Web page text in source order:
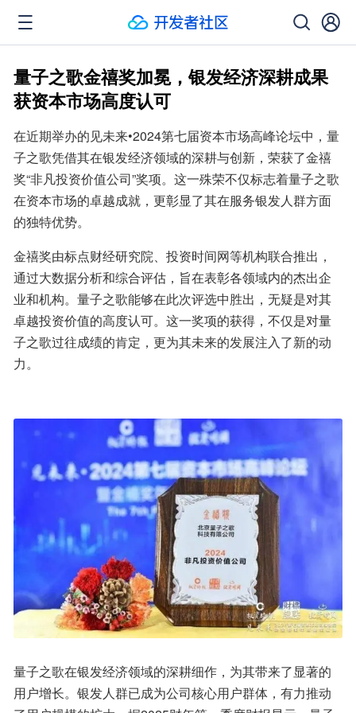
量子之歌金禧奖加冕，银发经济深耕成果
获资本市场高度认可
在近期举办的见未来•2024第七届资本市场高峰论坛中，量
子之歌凭借其在银发经济领域的深耕与创新，荣获了金禧
奖“非凡投资价值公司”奖项。这一殊荣不仅标志着量子之歌
在资本市场的卓越成就，更彰显了其在服务银发人群方面
的独特优势。
金禧奖由标点财经研究院、投资时间网等机构联合推出，
通过大数据分析和综合评估，旨在表彰各领域内的杰出企
业和机构。量子之歌能够在此次评选中胜出，无疑是对其
卓越投资价值的高度认可。这一奖项的获得，不仅是对量
子之歌过往成绩的肯定，更为其未来的发展注入了新的动
力。
量子之歌在银发经济领域的深耕细作，为其带来了显著的
用户增长。银发人群已成为公司核心用户群体，有力推动